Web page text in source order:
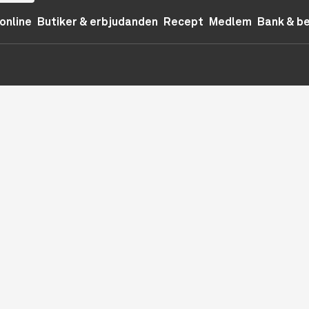
Butiker & erbjudanden Recept Medlem Bank &